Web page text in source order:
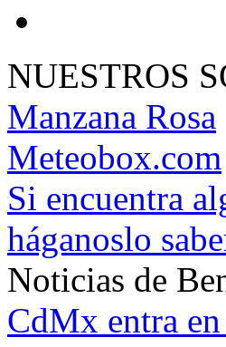
NUESTROS
Manzana Rosa
Meteobox.com
Si encuentra
háganoslo
Noticias de
CdMx entra